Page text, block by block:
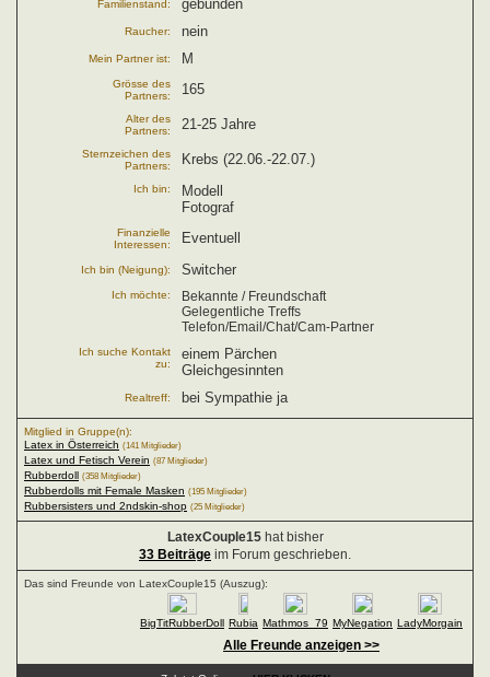
Familienstand: gebunden
Raucher: nein
Mein Partner ist: M
Grösse des
Partners:
165
Alter des
Partners:
21-25 Jahre
Sternzeichen des
Partners:
Krebs (22.06.-22.07.)
Ich bin:
Modell
Fotograf
Finanzielle
Interessen:
Eventuell
Ich bin (Neigung): Switcher
Ich möchte:
Bekannte / Freundschaft
Gelegentliche Treffs
Telefon/Email/Chat/Cam-Partner
Ich suche Kontakt
zu:
einem Pärchen
Gleichgesinnten
Realtreff: bei Sympathie ja
Mitglied in Gruppe(n):
Latex in Österreich (141 Mitglieder)
Latex und Fetisch Verein (87 Mitglieder)
Rubberdoll (358 Mitglieder)
Rubberdolls mit Female Masken (195 Mitglieder)
Rubbersisters und 2ndskin-shop (25 Mitglieder)
LatexCouple15hat bisher
33 Beiträge im Forum geschrieben.
Das sind Freunde von LatexCouple15 (Auszug):
BigTitRubberDoll Rubia Mathmos_79 MyNegation LadyMorgain
Alle Freunde anzeigen >>